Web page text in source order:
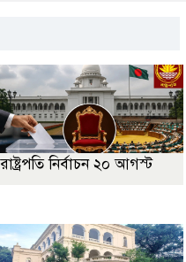
রাষ্ট্রপতি নির্বাচন ২০ আগস্ট